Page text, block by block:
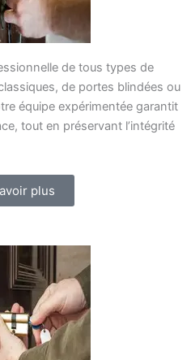
de tous types de
de portes blindées ou
équipe expérimentée garantit
tout en préservant l’intégrité
plus